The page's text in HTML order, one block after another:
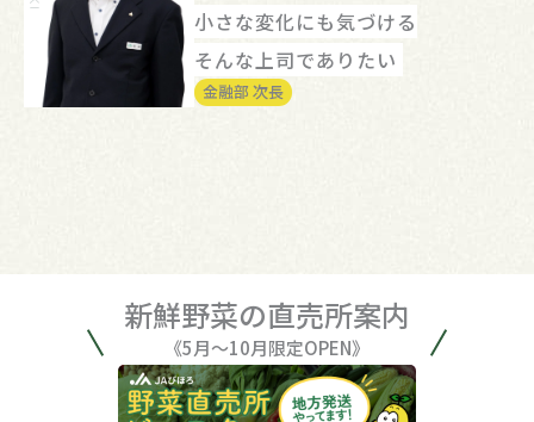
小さな変化にも気づける
そんな上司でありたい
金融部 次長
新鮮野菜の直売所案内
《5月〜10月限定OPEN》